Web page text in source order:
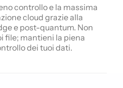
controllo e la massima
cloud grazie alla
e post-quantum. Non
file; mantieni la piena
dei tuoi dati.